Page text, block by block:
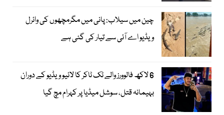
چین میں سیلاب: پانی میں مگرمچھوں کی وائرل
ویڈیو اے آئی سے تیار کی گئی ہے
6 لاکھ فالوورز والے ٹک ٹاکر کا لائیو ویڈیو کے دوران
بہیمانہ قتل، سوشل میڈیا پر کہرام مچ گیا